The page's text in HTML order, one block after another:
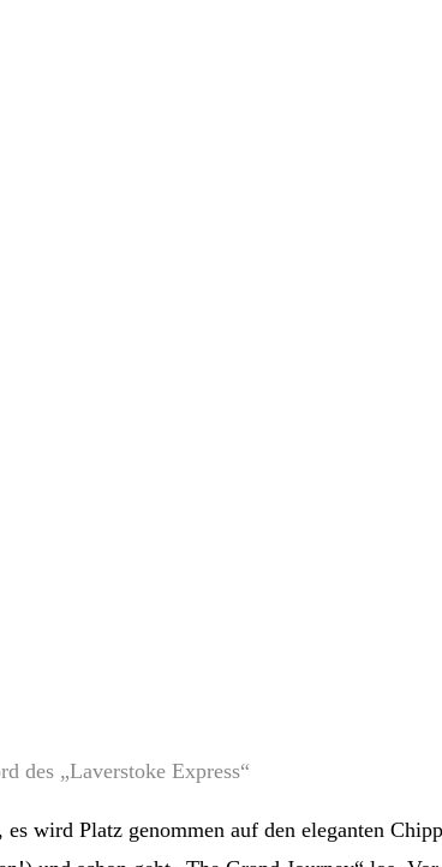
des „Laverstoke Express“
wird Platz genommen auf den eleganten